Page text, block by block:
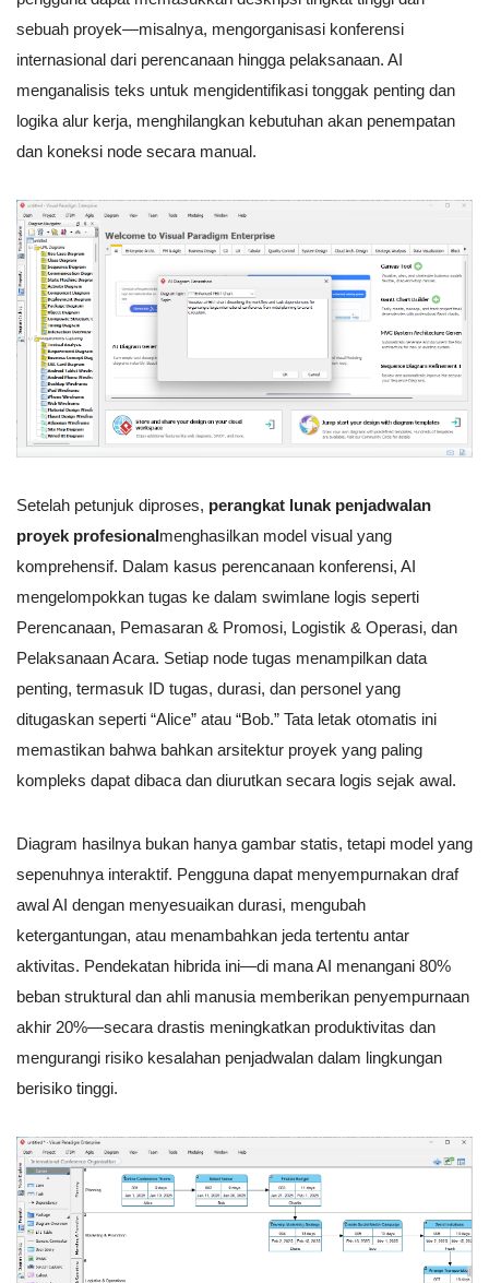
sebuah proyek—misalnya, mengorganisasi konferensi
internasional dari perencanaan hingga pelaksanaan. AI
menganalisis teks untuk mengidentifikasi tonggak penting dan
logika alur kerja, menghilangkan kebutuhan akan penempatan
dan koneksi node secara manual.
Setelah petunjuk diproses, perangkat lunak penjadwalan
proyek profesionalmenghasilkan model visual yang
komprehensif. Dalam kasus perencanaan konferensi, AI
mengelompokkan tugas ke dalam swimlane logis seperti
Perencanaan, Pemasaran & Promosi, Logistik & Operasi, dan
Pelaksanaan Acara. Setiap node tugas menampilkan data
penting, termasuk ID tugas, durasi, dan personel yang
ditugaskan seperti “Alice” atau “Bob.” Tata letak otomatis ini
memastikan bahwa bahkan arsitektur proyek yang paling
kompleks dapat dibaca dan diurutkan secara logis sejak awal.
Diagram hasilnya bukan hanya gambar statis, tetapi model yang
sepenuhnya interaktif. Pengguna dapat menyempurnakan draf
awal AI dengan menyesuaikan durasi, mengubah
ketergantungan, atau menambahkan jeda tertentu antar
aktivitas. Pendekatan hibrida ini—di mana AI menangani 80%
beban struktural dan ahli manusia memberikan penyempurnaan
akhir 20%—secara drastis meningkatkan produktivitas dan
mengurangi risiko kesalahan penjadwalan dalam lingkungan
berisiko tinggi.